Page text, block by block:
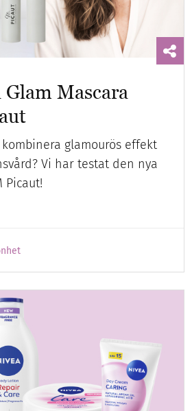
Mascara
kombinera glamourös effekt
Vi har testat den nya
Picaut!